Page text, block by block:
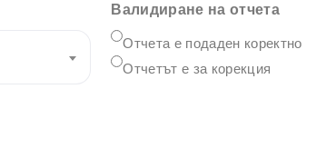
Валидиране на отчета
Отчета е подаден коректно
Отчетът е за корекция